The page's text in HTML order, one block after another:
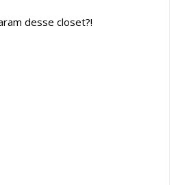
desse closet?!